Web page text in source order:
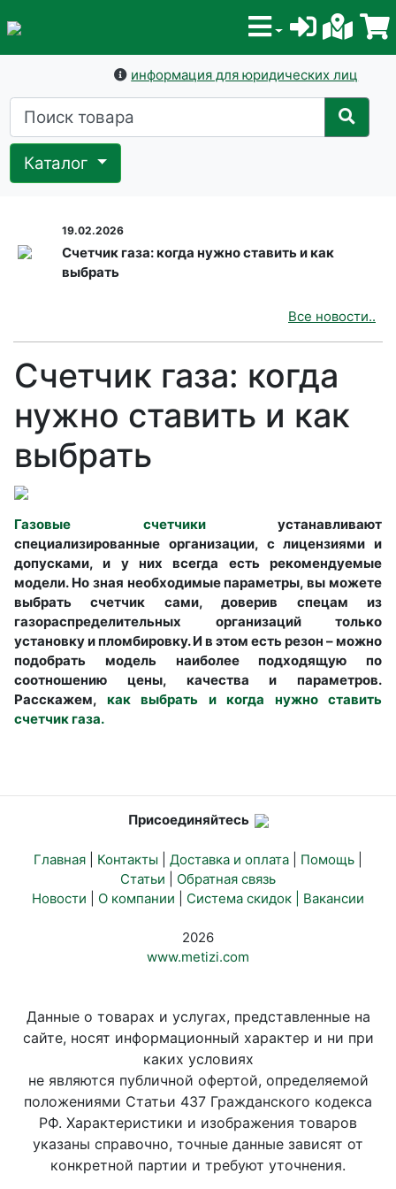
информация для юридических лиц
Каталог
19.02.2026
Счетчик газа: когда нужно ставить и как
выбрать
Все новости..
Счетчик газа: когда
нужно ставить и как
выбрать
Газовые счетчикиустанавливают
специализированные организации, с лицензиями и
допусками, и у них всегда есть рекомендуемые
модели. Но зная необходимые параметры, вы можете
выбрать счетчик сами, доверив спецам из
газораспределительных организаций только
установку и пломбировку. И в этом есть резон – можно
подобрать модель наиболее подходящую по
соотношению цены, качества и параметров.
Расскажем, как выбрать и когда нужно ставить
счетчик газа.
Присоединяйтесь
Главная Контакты Доставка и оплата Помощь
Статьи
Обратная связь
Новости
О компании Система скидок | Вакансии
2026
www.metizi.com
Данные о товарах и услугах, представленные на
сайте, носят информационный характер и ни при
каких условиях
не являются публичной офертой, определяемой
положениями Статьи 437 Гражданского кодекса
РФ. Характеристики и изображения товаров
указаны справочно, точные данные зависят от
конкретной партии и требуют уточнения.